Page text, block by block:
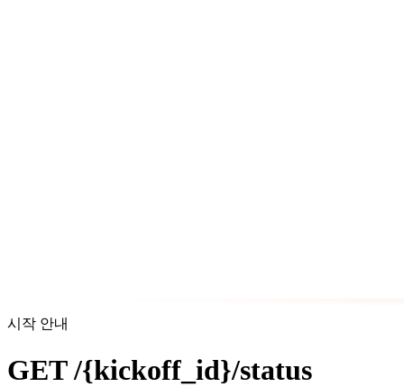
시작 안내
GET /{kickoff_id}/status